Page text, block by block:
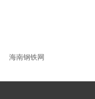
海南钢铁网